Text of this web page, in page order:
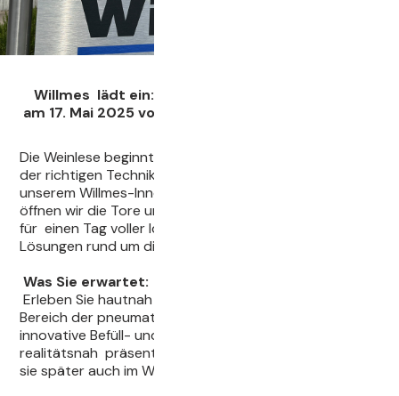
Willmes lädt ein: Innovationstag
am 17. Mai 2025 von 12:00 bis 17:00 Uhr in Lorsch
Die Weinlese beginnt nicht im Herbst – sie beginnt mit
der richtigen Technik. Deshalb laden wir Sie herzlich zu
unserem Willmes-Innovationstag ein:
öffnen wir die Tore unseres Firmengeländes in Lorsch
für einen Tag voller Ideen, Austausch und moderner
Lösungen rund um die Weinbereitung.
Was Sie erwartet:
Erleben Sie hautnah die neuesten Entwicklungen im
Bereich der pneumatischen Weinpressen sowie
innovative Befüll- und Reinigungslösungen –
realitätsnah präsentiert in praxisnaher Umgebung, wie
sie später auch im Weingut zum Einsatz kommen.